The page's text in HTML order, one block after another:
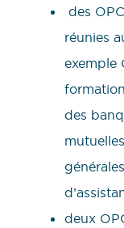
des
réunies
exemple
des
deux